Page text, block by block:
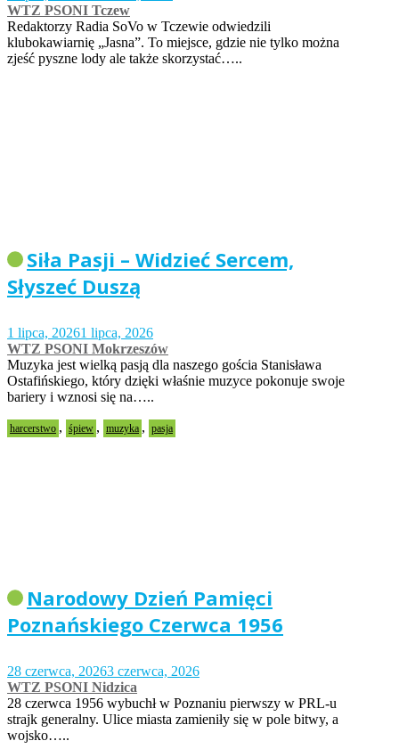
WTZ PSONI Tczew
Redaktorzy Radia SoVo w Tczewie odwiedzili
klubokawiarnię „Jasna”. To miejsce, gdzie nie tylko można
zjeść pyszne lody ale także skorzystać…..
Siła Pasji – Widzieć Sercem,
Słyszeć Duszą
1 lipca, 20261 lipca, 2026
WTZ PSONI Mokrzeszów
Muzyka jest wielką pasją dla naszego gościa Stanisława
Ostafińskiego, który dzięki właśnie muzyce pokonuje swoje
bariery i wznosi się na…..
harcerstwo , śpiew , muzyka , pasja
Narodowy Dzień Pamięci
Poznańskiego Czerwca 1956
28 czerwca, 20263 czerwca, 2026
WTZ PSONI Nidzica
28 czerwca 1956 wybuchł w Poznaniu pierwszy w PRL-u
strajk generalny. Ulice miasta zamieniły się w pole bitwy, a
wojsko…..